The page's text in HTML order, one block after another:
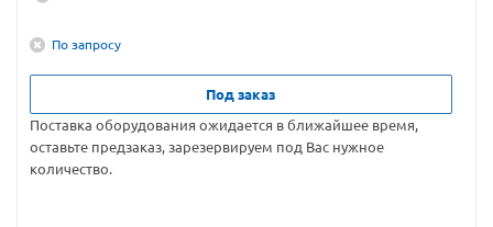
По запросу
Под заказ
Поставка оборудования ожидается в ближайшее время,
оставьте предзаказ, зарезервируем под Вас нужное
количество.